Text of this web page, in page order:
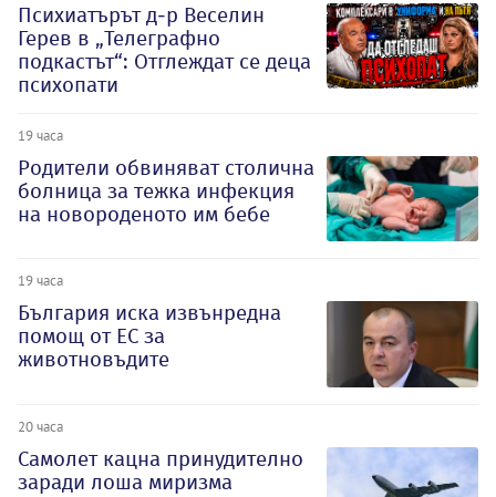
Психиатърът д-р Веселин
Герев в „Телеграфно
подкастът“: Отглеждат се деца
психопати
19 часа
Родители обвиняват столична
болница за тежка инфекция
на новороденото им бебе
19 часа
България иска извънредна
помощ от ЕС за
животновъдите
20 часа
Самолет кацна принудително
заради лоша миризма